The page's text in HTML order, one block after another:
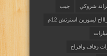
شروكي جيب
ليموزين اسنرتش 12م
زفاف وافراح